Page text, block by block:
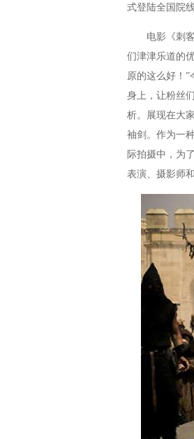
式登陆全国院线
电影《刺客
们津津乐道的
原的这么好！”
身上，让粉丝
析。展现在大
袖剑。作为一
际拍摄中，为
表演、摄影师